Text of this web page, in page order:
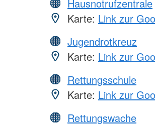
Hausnotrufzentrale
Karte: Link zur
Jugendrotkreuz
Karte: Link zur
Rettungsschule
Karte: Link zur
Rettungswache